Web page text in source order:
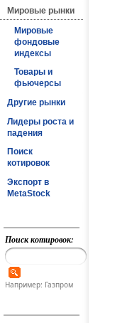
Мировые рынки
Мировые
фондовые
индексы
Товары и
фьючерсы
Другие рынки
Лидеры роста и
падения
Поиск
котировок
Экспорт в
MetaStock
Поиск котировок:
Например: Газпром